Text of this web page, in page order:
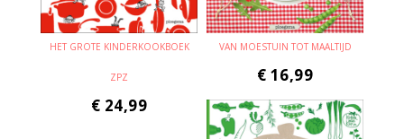
HET GROTE KINDERKOOKBOEK
ZPZ
€ 24,99
VAN MOESTUIN TOT MAALTIJD
€ 16,99